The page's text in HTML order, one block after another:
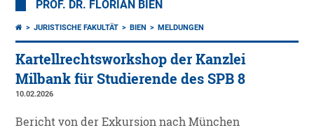
PROF. DR. FLORIAN BIEN
JURISTISCHE FAKULTÄT BIEN MELDUNGEN
Kartellrechtsworkshop der Kanzlei
Milbank für Studierende des SPB 8
10.02.2026
Bericht von der Exkursion nach München